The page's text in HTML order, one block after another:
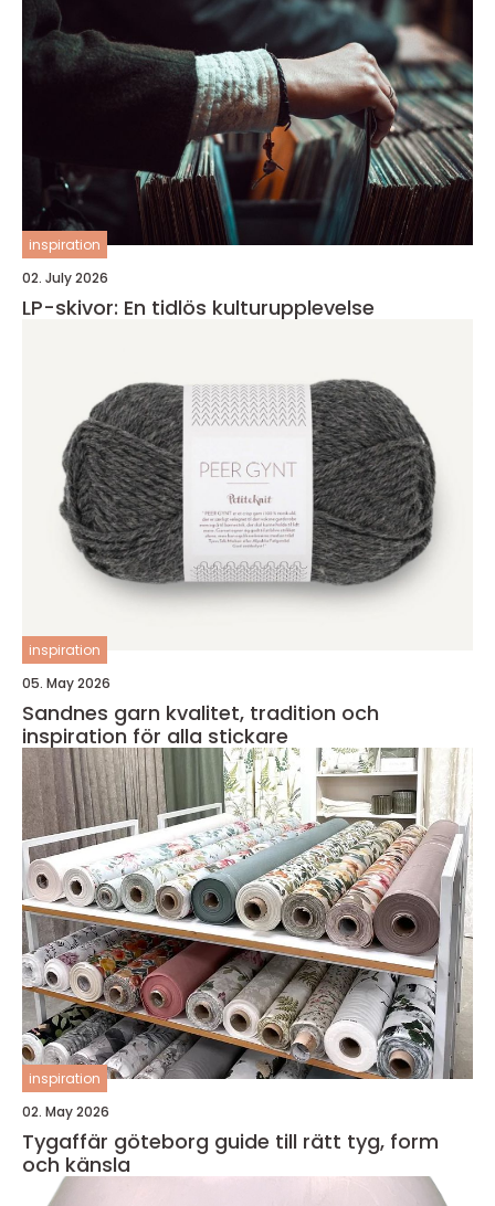
inspiration
02. July 2026
LP-skivor: En tidlös kulturupplevelse
inspiration
05. May 2026
Sandnes garn kvalitet, tradition och
inspiration för alla stickare
inspiration
02. May 2026
Tygaffär göteborg guide till rätt tyg, form
och känsla